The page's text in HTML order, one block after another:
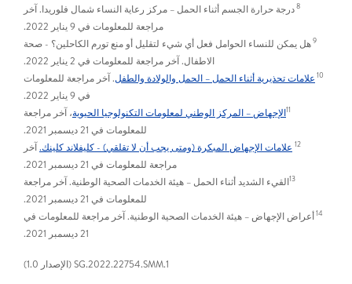
8درجة حرارة الجسم أثناء الحمل – مركز رعاية النساء شمال فلوريدا. آخر
مراجعة للمعلومات في 9 يناير 2022.
9هل يمكن للنساء الحوامل فعل أي شيء لتقليل أو منع تورم الكاحلين؟ - صحة
الاطفال. آخر مراجعة للمعلومات في 2 يناير 2022.
10 علامات تحذيرية أثناء الحمل – الحمل والولادة والطفل. آخر مراجعة للمعلومات
في 9 يناير 2022.
11الإجهاض – المركز الوطني لمعلومات التكنولوجيا الحيوية، آخر مراجعة
للمعلومات في 21 ديسمبر 2021.
12 علامات الإجهاض المبكرة (ومتى يجب أن لا تقلقي) - كليفلاند كلينك.آخر
مراجعة للمعلومات في 21 ديسمبر 2021.
13القيء الشديد أثناء الحمل – هيئة الخدمات الصحية الوطنية. آخر مراجعة
للمعلومات في 21 ديسمبر 2021.
14أعراض الإجهاض – هيئة الخدمات الصحية الوطنية. آخر مراجعة للمعلومات في
21 ديسمبر 2021.
SG.2022.22754.SMM.1 (الإصدار 1.0)